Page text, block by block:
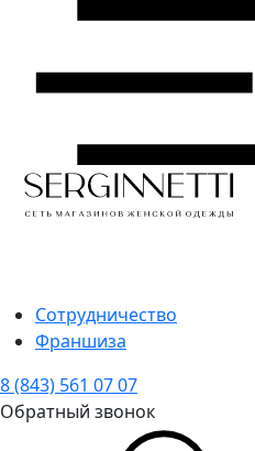
Сотрудничество
Франшиза
8 (843) 561 07 07
Обратный звонок